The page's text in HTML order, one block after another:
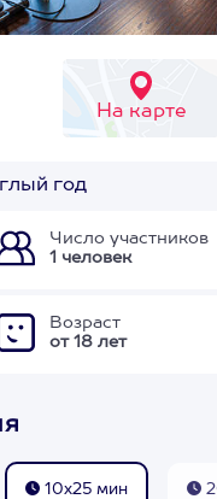
На карте
год
Число участников
1 человек
Возраст
от 18 лет
10х25 мин